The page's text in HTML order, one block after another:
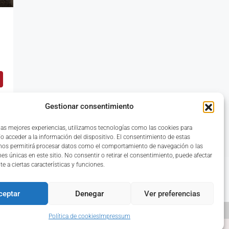
Gestionar consentimiento
mejores experiencias, utilizamos tecnologías como las cookies para
acceder a la información del dispositivo. El consentimiento de estas
permitirá procesar datos como el comportamiento de navegación o las
únicas en este sitio. No consentir o retirar el consentimiento, puede afectar
a ciertas características y funciones.
Denegar Ver preferencias
Política de cookiesImpressum